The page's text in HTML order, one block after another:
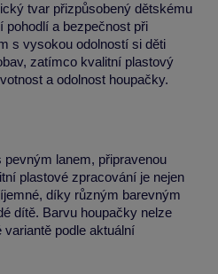
tvar přizpůsobený dětskému
a bezpečnost při
s vysokou odolností si děti
zatímco kvalitní plastový
a odolnost houpačky.
lanem, připravenou
plastové zpracování je nejen
díky různým barevným
dítě. Barvu houpačky nelze
podle aktuální